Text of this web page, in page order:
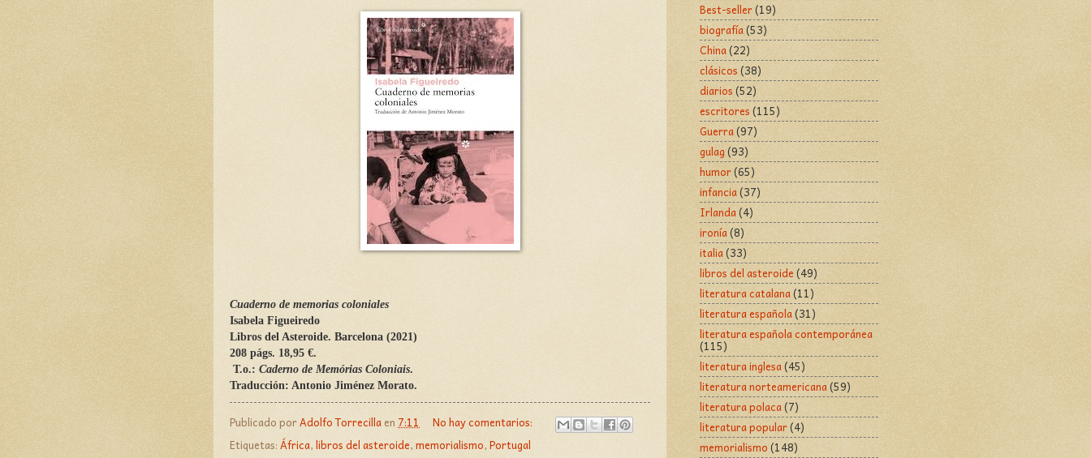
Cuaderno de memorias coloniales
Isabela Figueiredo
Libros del Asteroide. Barcelona (2021)
208 págs. 18,95 €.
T.o.: Caderno de Memórias Coloniais.
Traducción: Antonio Jiménez Morato.
Publicado porAdolfo Torrecillaen 7:11
No hay comentarios:
Etiquetas:África,libros del asteroide,memorialismo,Portugal
Best-seller(19)
biografía(53)
China(22)
clásicos(38)
diarios(52)
escritores(115)
Guerra(97)
gulag(93)
humor(65)
infancia(37)
Irlanda(4)
ironía(8)
italia(33)
libros del asteroide(49)
literatura catalana(11)
literatura española(31)
literatura española contemporánea
(115)
literatura inglesa(45)
literatura norteamericana(59)
literatura polaca(7)
literatura popular(4)
memorialismo(148)